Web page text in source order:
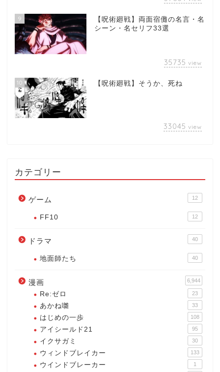
9
【呪術廻戦】両面宿儺の名言・名
シーン・名セリフ33選
35735 view
10 【呪術廻戦】そうか、死ね
33045 view
カテゴリー
ゲーム 12
FF10 12
ドラマ 40
地面師たち 40
漫画 6,944
Re:ゼロ 23
あかね囃 33
はじめの一歩 108
アイシールド21 95
イクサガミ 30
ウィンドブレイカー 133
ウインドブレーカー 1